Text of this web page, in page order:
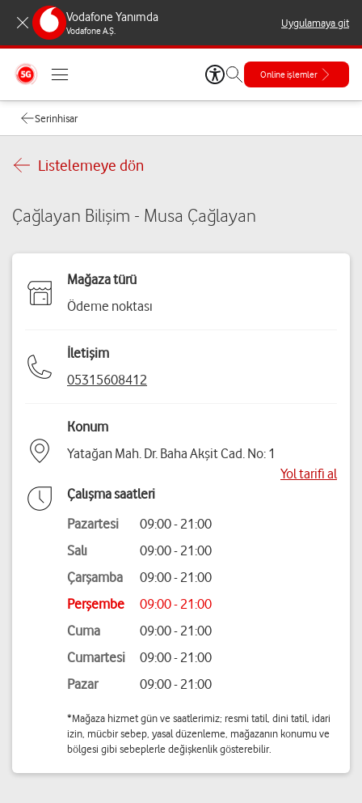
Vodafone Yanımda
Vodafone A.Ş.
Uygulamaya git
Online işlemler
Serinhisar
Listelemeye dön
Çağlayan Bilişim - Musa Çağlayan
Mağaza türü
Ödeme noktası
İletişim
05315608412
Konum
Yatağan Mah. Dr. Baha Akşit Cad. No: 1
Yol tarifi al
Çalışma saatleri
Pazartesi
09:00 - 21:00
Salı
09:00 - 21:00
Çarşamba
09:00 - 21:00
Perşembe
09:00 - 21:00
Cuma
09:00 - 21:00
Cumartesi
09:00 - 21:00
Pazar
09:00 - 21:00
*Mağaza hizmet gün ve saatlerimiz; resmi tatil, dini tatil, idari
izin, mücbir sebep, yasal düzenleme, mağazanın konumu ve
bölgesi gibi sebeplerle değişkenlik gösterebilir.